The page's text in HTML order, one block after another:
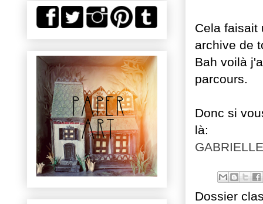
Cela faisait
archive de
Bah voilà
parcours.
Donc si
là:
Dossier